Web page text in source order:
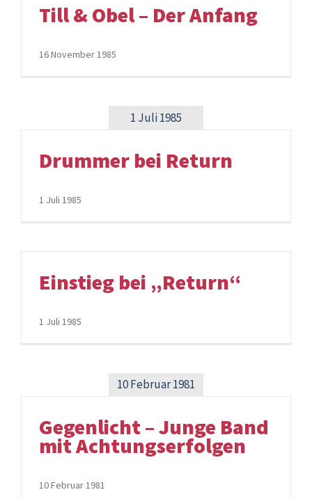
Till & Obel – Der Anfang
16 November 1985
1 Juli 1985
Drummer bei Return
1 Juli 1985
Einstieg bei „Return“
1 Juli 1985
10 Februar 1981
Gegenlicht – Junge Band
mit Achtungserfolgen
10 Februar 1981